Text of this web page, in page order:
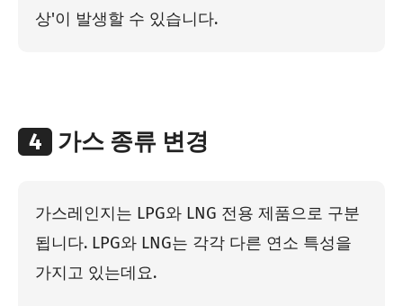
상'이 발생할 수 있습니다.
4 가스 종류 변경
가스레인지는 LPG와 LNG 전용 제품으로 구분
됩니다. LPG와 LNG는 각각 다른 연소 특성을
가지고 있는데요.